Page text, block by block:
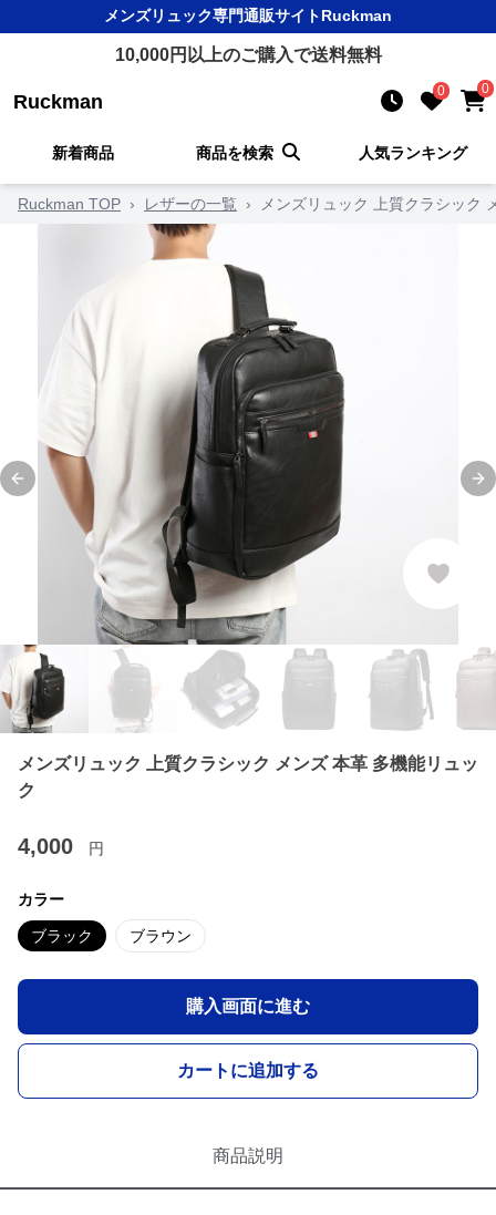
メンズリュック専門通販サイトRuckman
10,000円以上のご購入で送料無料
Ruckman 0 0
新着商品 商品を検索 人気ランキング
Ruckman TOP › レザーの一覧 › メンズリュック 上質クラシック
Previous slide
メンズリュック 上質クラシック メンズ 本革 多機能リュッ
ク
4,000 円
カラー
ブラック ブラウン
購入画面に進む
カートに追加する
商品説明